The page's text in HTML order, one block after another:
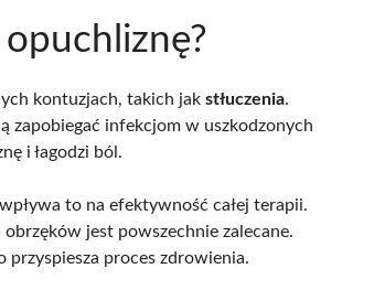
kontuzjach, takich jak stłuczenia.
zapobiegać infekcjom w uszkodzonych
i łagodzi ból.
to na efektywność całej terapii.
jest powszechnie zalecane.
przyspiesza proces zdrowienia.